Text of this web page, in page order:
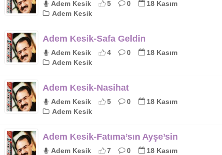
Adem Kesik 5 0
18 Kasım
Adem Kesik
Adem Kesik-Safa Geldin
Adem Kesik 4 0
18 Kasım
Adem Kesik
Adem Kesik-Nasihat
Adem Kesik 5 0
18 Kasım
Adem Kesik
Adem Kesik-Fatıma’sın Ayşe’sin
Adem Kesik 7 0
18 Kasım